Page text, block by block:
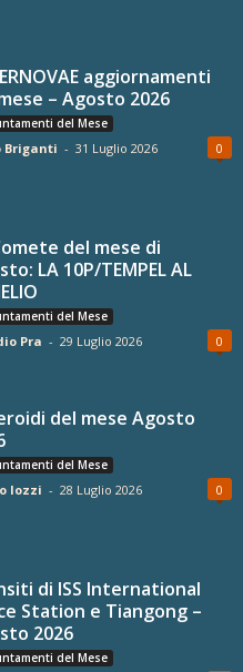
aggiornamenti
– Agosto 2026
del Mese
Briganti - 31 Luglio 2026 0
del mese di
LA 10P/TEMPEL AL
del Mese
Pra - 29 Luglio 2026 0
del mese Agosto
del Mese
Iozzi - 28 Luglio 2026 0
di ISS International
Station e Tiangong –
2026
del Mese